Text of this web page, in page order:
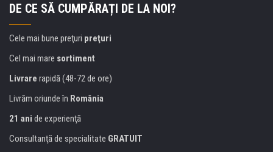
DE CE SĂ CUMPĂRAȚI DE LA NOI?
Cele mai bune preţuri preţuri
Cel mai mare sortiment
Livrare rapidă (48-72 de ore)
Livrăm oriunde în România
21 ani de experienţă
Consultanţă de specialitate GRATUIT